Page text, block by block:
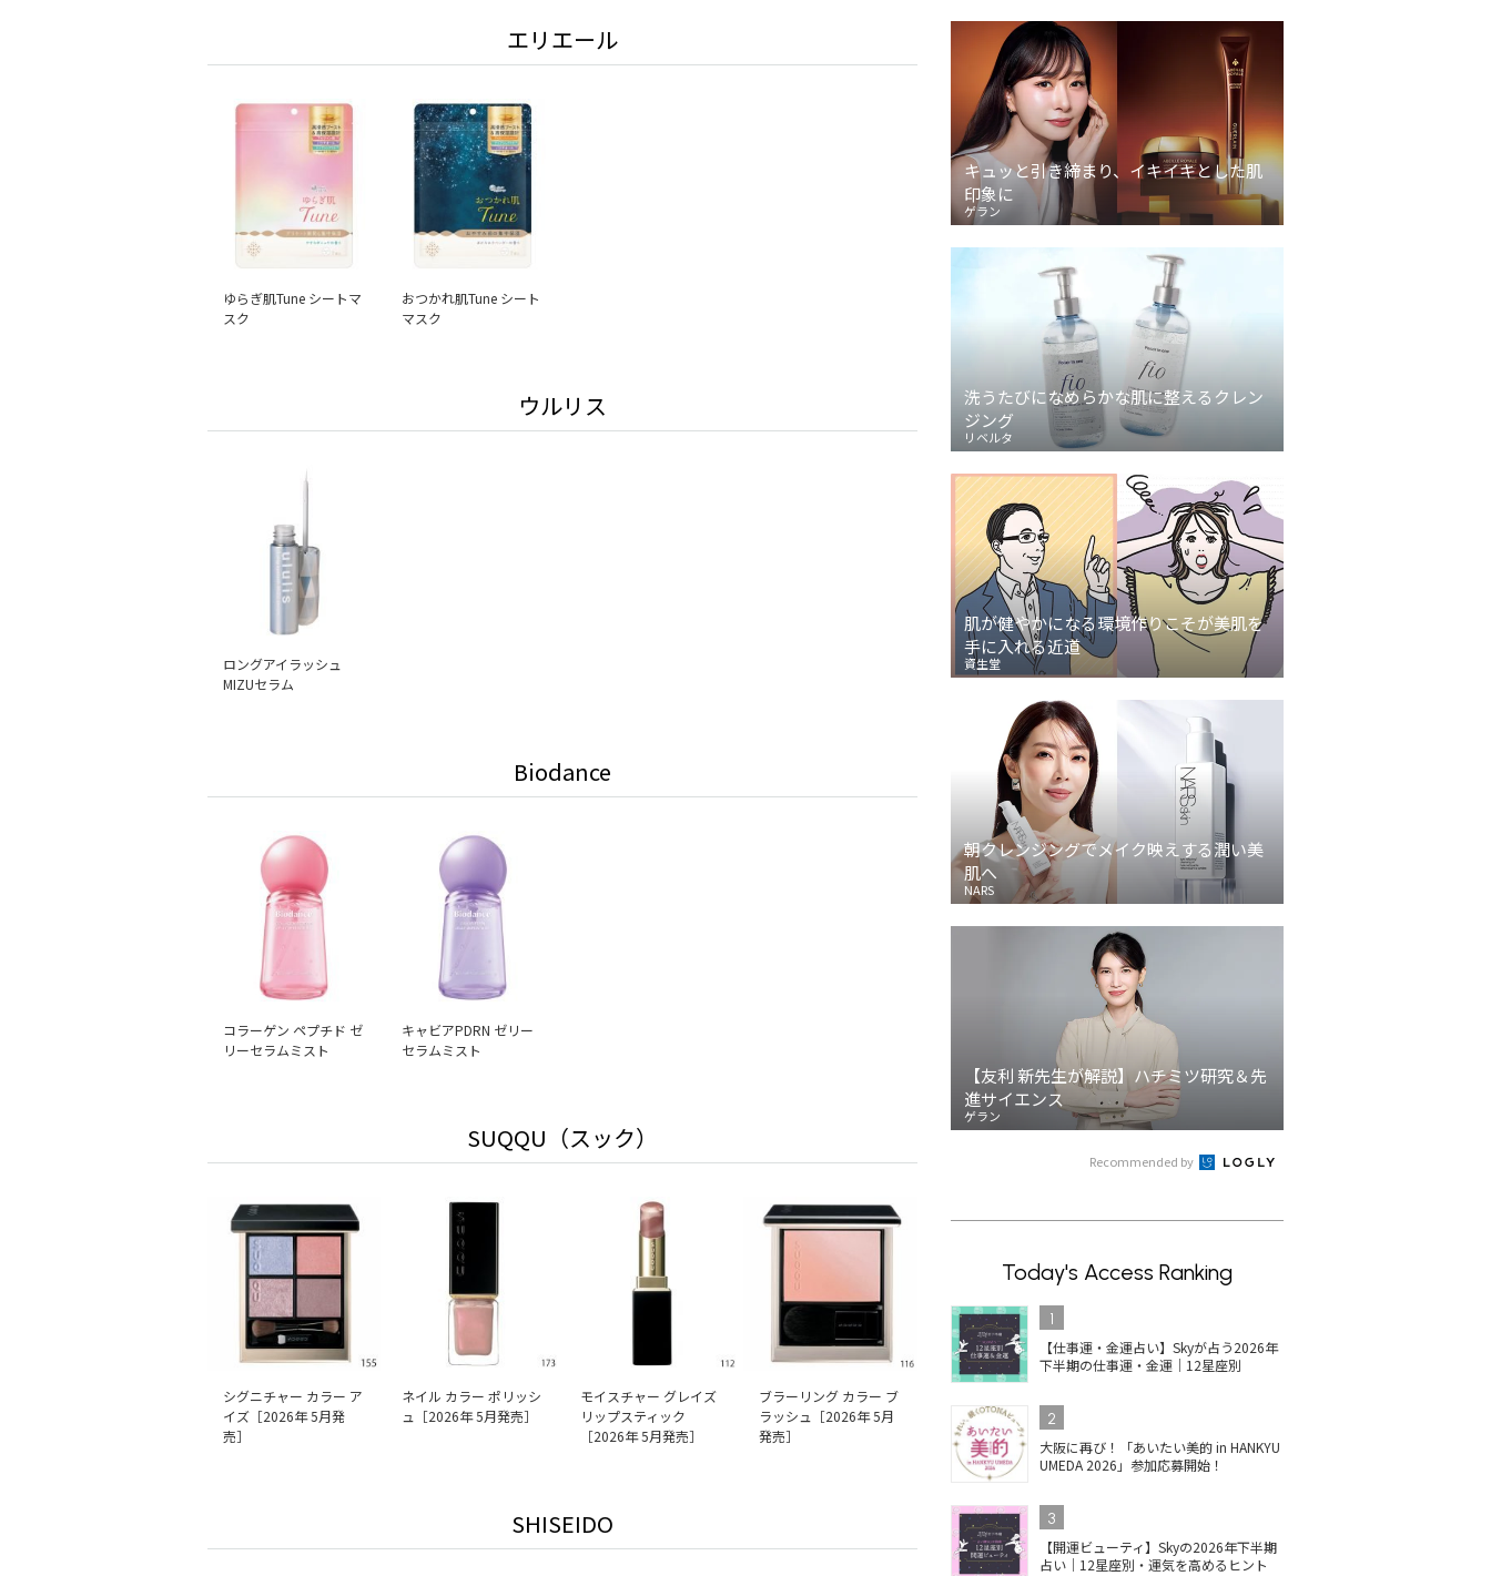
エリエール
ゆらぎ肌Tune シートマ
スク
おつかれ肌Tune シート
マスク
ウルリス
ロングアイラッシュ
MIZUセラム
Biodance
コラーゲン ペプチド ゼ
リーセラムミスト
キャビアPDRN ゼリー
セラムミスト
SUQQU（スック）
シグニチャー カラー ア
イズ［2026年 5月発
売］
ネイル カラー ポリッシ
ュ［2026年 5月発売］
モイスチャー グレイズ
リップスティック
［2026年 5月発売］
ブラーリング カラー ブ
ラッシュ［2026年 5月
発売］
SHISEIDO
キュッと引き締まり、イキイキとした肌
印象に
ゲラン
洗うたびになめらかな肌に整えるクレン
ジング
リベルタ
肌が健やかになる環境作りこそが美肌を
手に入れる近道
資生堂
朝クレンジングでメイク映えする潤い美
肌へ
NARS
【友利 新先生が解説】ハチミツ研究＆先
進サイエンス
ゲラン
Recommended by
Today's Access Ranking
1
【仕事運・金運占い】Skyが占う2026年
下半期の仕事運・金運｜12星座別
2
大阪に再び！「あいたい美的 in HANKYU
UMEDA 2026」参加応募開始！
3
【開運ビューティ】Skyの2026年下半期
占い｜12星座別・運気を高めるヒント